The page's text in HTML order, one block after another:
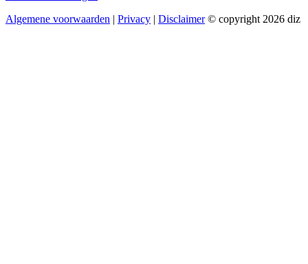
Algemene voorwaarden | Privacy | Disclaimer© copyright 2026 diz